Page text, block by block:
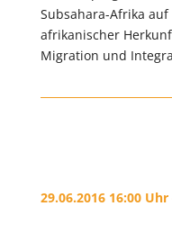
Subsahara-Afrika
afrikanischer
Migration und
29.06.2016 16:00